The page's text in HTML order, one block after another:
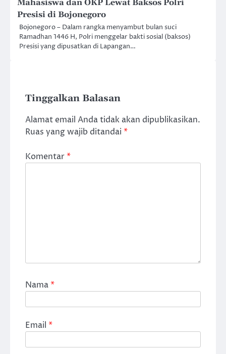
Mahasiswa dan OKP Lewat Baksos Polri
Presisi di Bojonegoro
Bojonegoro – Dalam rangka menyambut bulan suci
Ramadhan 1446 H, Polri menggelar bakti sosial (baksos)
Presisi yang dipusatkan di Lapangan…
Tinggalkan Balasan
Alamat email Anda tidak akan dipublikasikan.
Ruas yang wajib ditandai *
Komentar*
Nama*
Email *